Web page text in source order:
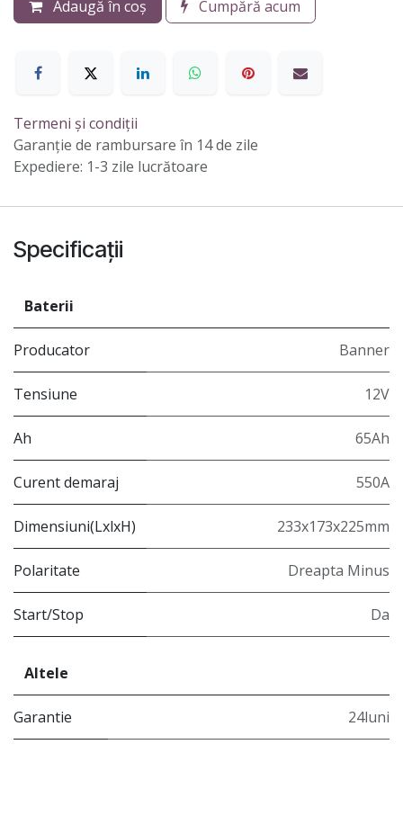
Adaugă în coș Cumpără acum
Termeni și condiții
Garanție de rambursare în 14 de zile
Expediere: 1-3 zile lucrătoare
Specificații
Baterii
Producator Banner
Tensiune 12V
Ah 65Ah
Curent demaraj 550A
Dimensiuni(LxlxH) 233x173x225mm
Polaritate Dreapta Minus
Start/Stop Da
Altele
Garantie 24luni